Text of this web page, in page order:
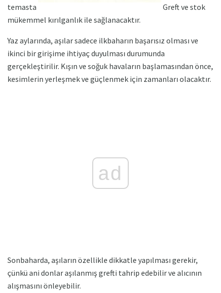
temasta
Greft ve stok
mükemmel kırılganlık ile sağlanacaktır.
Yaz aylarında, aşılar sadece ilkbaharın başarısız olması ve
ikinci bir girişime ihtiyaç duyulması durumunda
gerçekleştirilir. Kışın ve soğuk havaların başlamasından önce,
kesimlerin yerleşmek ve güçlenmek için zamanları olacaktır.
ad
Sonbaharda, aşıların özellikle dikkatle yapılması gerekir,
çünkü ani donlar aşılanmış grefti tahrip edebilir ve alıcının
alışmasını önleyebilir.